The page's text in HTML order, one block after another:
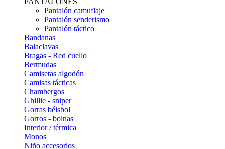
PANTALONES
Pantalón camuflaje
Pantalón senderismo
Pantalón táctico
Bandanas
Balaclavas
Bragas - Red cuello
Bermudas
Camisetas algodón
Camisas tácticas
Chambergos
Ghillie - sniper
Gorras béisbol
Gorros - boinas
Interior / térmica
Monos
Niño accesorios